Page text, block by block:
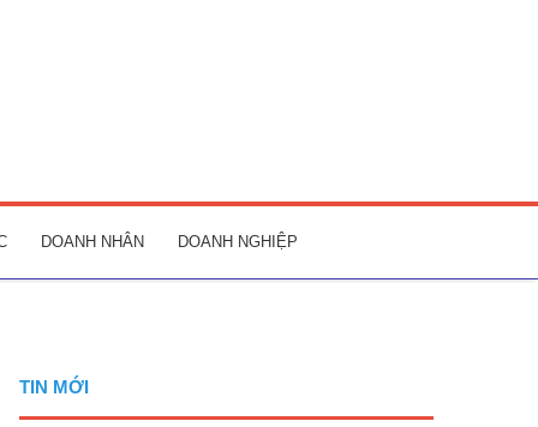
DOANH NHÂN DOANH NGHIỆP
TIN MỚI